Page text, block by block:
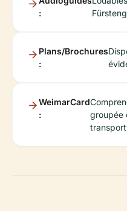
:
Plans/Brochures
:
WeimarCard
:
groupée